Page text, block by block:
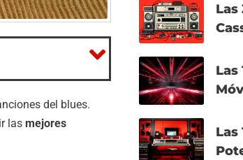
del blues.
las mejores
Las
Las